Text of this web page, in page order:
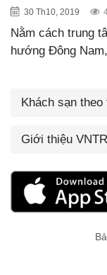
30 Th10, 2019
Nằm cách trung
hướng Đông
Khách sạn theo
Giới thiệu